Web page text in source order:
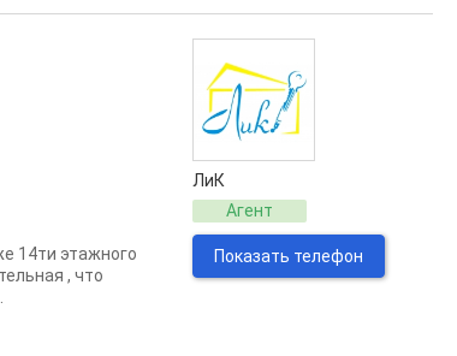
14ти этажного
, что
ЛиК
Агент
Показать телефон